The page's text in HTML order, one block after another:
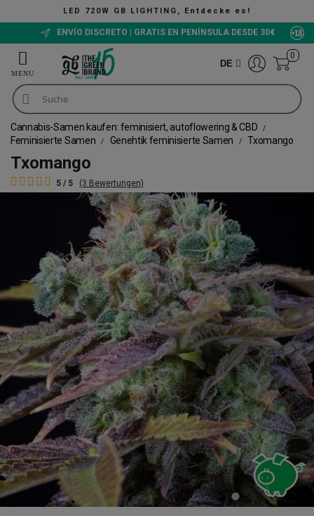
LIGHTING, Entdecke es!
ENVÍO DISCRETO | GRATIS EN PENÍNSULA DESDE 30€
DE
0
Cannabis-Samen kaufen: feminisiert, autoflowering & CBD
Feminisierte Samen
Genehtik feminisierte Samen Txomango
Txomango
5 / 5 (3 Bewertungen)